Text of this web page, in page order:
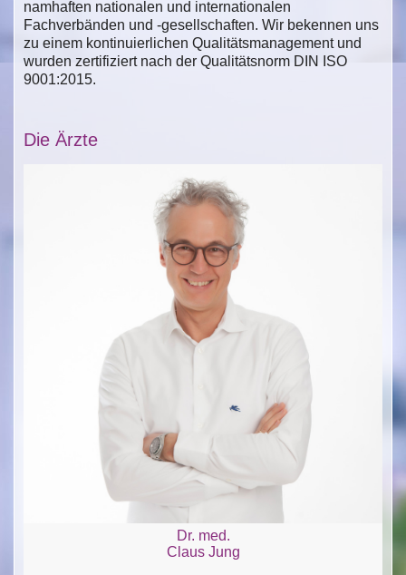
namhaften nationalen und internationalen
Fachverbänden und -gesellschaften. Wir bekennen uns
zu einem kontinuierlichen Qualitätsmanagement und
wurden zertifiziert nach der Qualitätsnorm DIN ISO
9001:2015.
Die Ärzte
Dr. med.
Claus Jung